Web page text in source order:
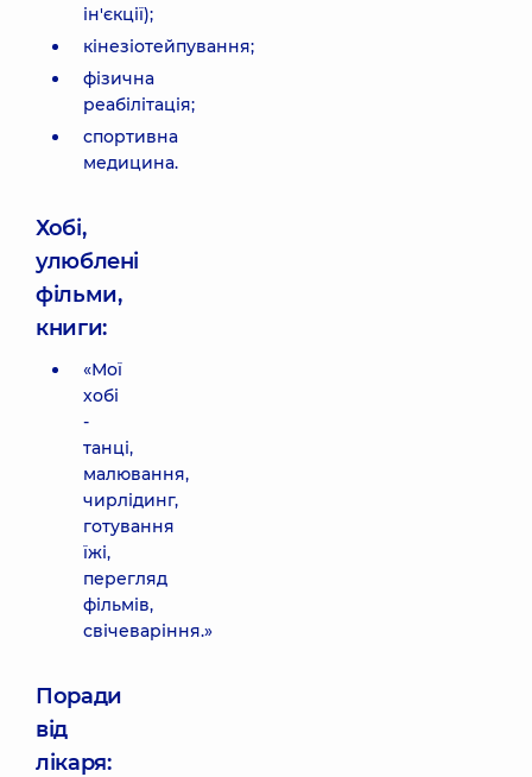
ін'єкції);
кінезіотейпування;
фізична
реабілітація;
спортивна
медицина.
Хобі,
улюблені
фільми,
книги:
«Мої
хобі
-
танці,
малювання,
чирлідинг,
готування
їжі,
перегляд
фільмів,
свічеваріння.»
Поради
від
лікаря: